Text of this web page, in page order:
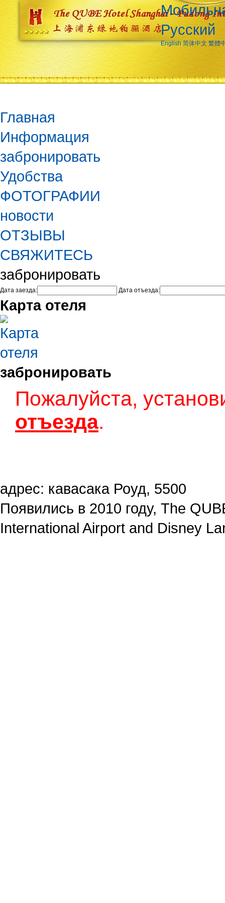
Русский
English 简体中文 繁體
Главная
Информация
забронировать
Удобства
ФОТОГРАФИИ
новости
ОТЗЫВЫ
СВЯЖИТЕСЬ
забронировать
Дата заезда: Дата отъезда:
Карта отеля
забронировать
Пожалуйста,
отъезда.
адрес: кавасака Роуд, 5500
Появились в 2010 году, The
International Airport and Disney